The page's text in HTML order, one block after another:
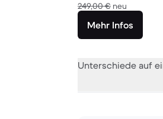
249,00 € neu
Mehr Infos
Unterschiede auf